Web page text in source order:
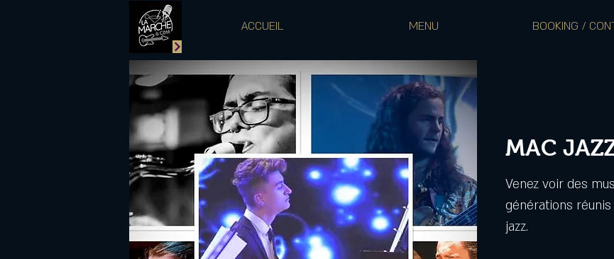
ACCUEIL MENU BOOKING /
MAC
Venez voir des
générations
jazz.